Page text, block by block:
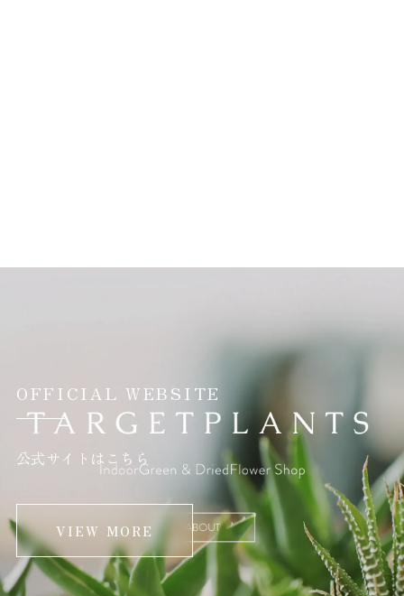
OFFICIAL WEBSITE
公式サイトはこちら
VIEW MORE